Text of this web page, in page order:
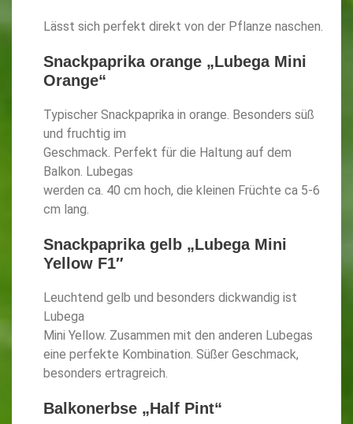
Lässt sich perfekt direkt von der Pflanze naschen.
Snackpaprika orange „Lubega Mini
Orange“
Typischer Snackpaprika in orange. Besonders süß
und fruchtig im
Geschmack. Perfekt für die Haltung auf dem
Balkon. Lubegas
werden ca. 40 cm hoch, die kleinen Früchte ca 5-6
cm lang.
Snackpaprika gelb „Lubega Mini
Yellow F1″
Leuchtend gelb und besonders dickwandig ist
Lubega
Mini Yellow. Zusammen mit den anderen Lubegas
eine perfekte Kombination. Süßer Geschmack,
besonders ertragreich.
Balkonerbse „Half Pint“